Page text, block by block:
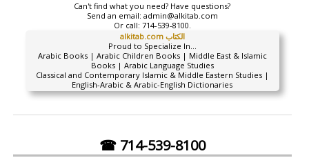
Can't find what you need? Have questions?
Send an email: admin@alkitab.com
Or call: 714-539-8100.
alkitab.com الكتاب
Proud to Specialize In...
Arabic Books | Arabic Children Books | Middle East & Islamic
Books | Arabic Language Studies
Classical and Contemporary Islamic & Middle Eastern Studies |
English-Arabic & Arabic-English Dictionaries
☎ 714-539-8100